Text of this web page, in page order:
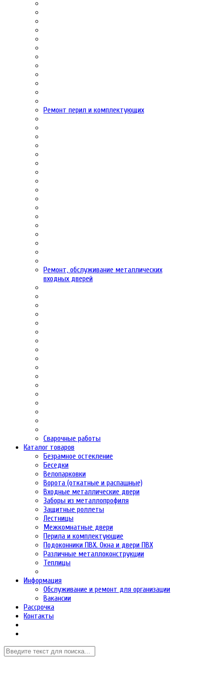
Ремонт перил и комплектующих
Ремонт, обслуживание металлических
входных дверей
Сварочные работы
Каталог товаров
Безрамное остекление
Беседки
Велопарковки
Ворота (откатные и распашные)
Входные металлические двери
Заборы из металлопрофиля
Защитные роллеты
Лестницы
Межкомнатные двери
Перила и комплектующие
Подоконники ПВХ. Окна и двери ПВХ
Различные металлоконструкции
Теплицы
Информация
Обслуживание и ремонт для организации
Вакансии
Рассрочка
Контакты